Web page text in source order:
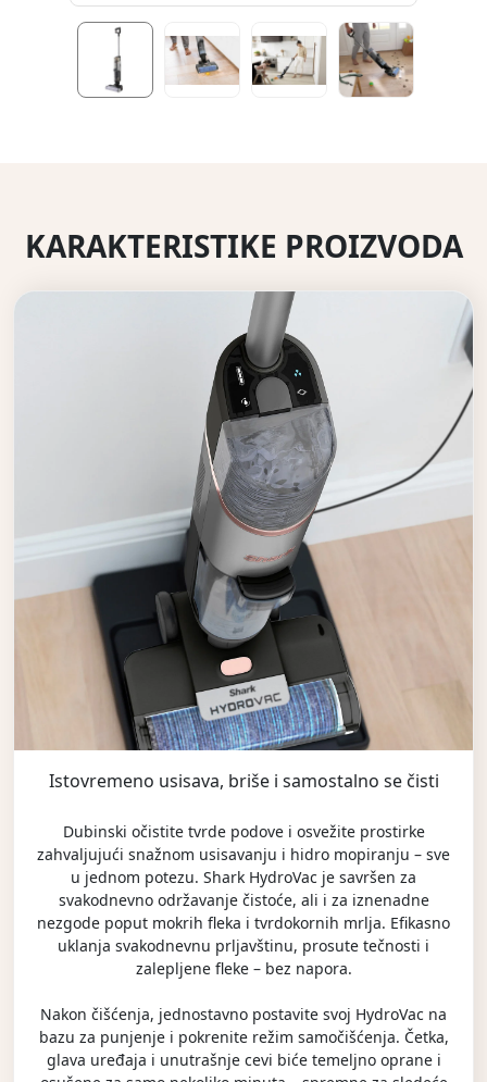
KARAKTERISTIKE PROIZVODA
Istovremeno usisava, briše i samostalno se čisti
Dubinski očistite tvrde podove i osvežite prostirke
zahvaljujući snažnom usisavanju i hidro mopiranju – sve
u jednom potezu. Shark HydroVac je savršen za
svakodnevno održavanje čistoće, ali i za iznenadne
nezgode poput mokrih fleka i tvrdokornih mrlja. Efikasno
uklanja svakodnevnu prljavštinu, prosute tečnosti i
zalepljene fleke – bez napora.
Nakon čišćenja, jednostavno postavite svoj HydroVac na
bazu za punjenje i pokrenite režim samočišćenja. Četka,
glava uređaja i unutrašnje cevi biće temeljno oprane i